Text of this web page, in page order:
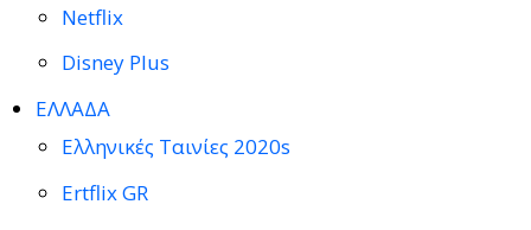
Netflix
Disney Plus
ΕΛΛΑΔΑ
Ελληνικές Ταινίες 2020s
Ertflix GR